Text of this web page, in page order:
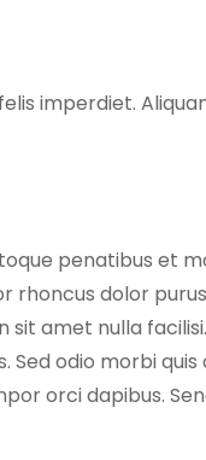
imperdiet.
penatibus et
dolor
amet nulla
odio morbi
orci dapibus.